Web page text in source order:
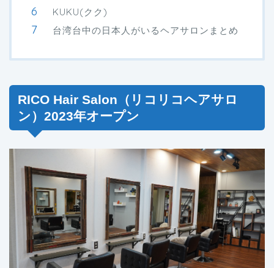
KUKU(クク)
台湾台中の日本人がいるヘアサロンまとめ
RICO Hair Salon（リコリコヘアサロ
ン）2023年オープン